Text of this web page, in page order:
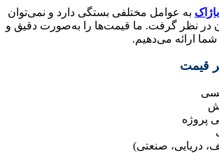
به عوامل مختلفی بستگی دارد و نمی‌توان
در نظر گرفت. ما قیمت‌ها را به‌صورت دقیق و
ارائه می‌دهیم.
قیمت
پروژه
دریایی، صنعتی)